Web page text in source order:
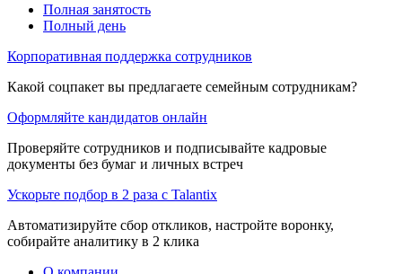
Полная занятость
Полный день
Корпоративная поддержка сотрудников
Какой соцпакет вы предлагаете семейным сотрудникам?
Оформляйте кандидатов онлайн
Проверяйте сотрудников и подписывайте кадровые
документы без бумаг и личных встреч
Ускорьте подбор в 2 раза с Talantix
Автоматизируйте сбор откликов, настройте воронку,
собирайте аналитику в 2 клика